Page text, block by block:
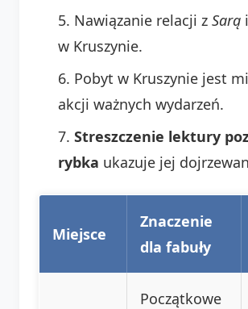
Nawiązanie relacji z Sarą i
w Kruszynie.
Pobyt w Kruszynie jest
akcji ważnych wydarzeń.
Streszczenie lektury
rybka ukazuje jej
Miejsce
Znaczenie
dla fabuły
Początkowe